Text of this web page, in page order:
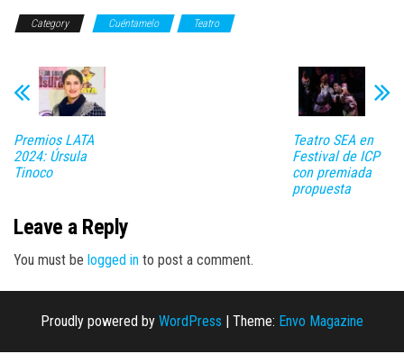
Category Cuéntamelo Teatro
Premios LATA
2024: Úrsula
Tinoco
Teatro SEA en
Festival de ICP
con premiada
propuesta
Leave a Reply
You must be logged in to post a comment.
Proudly powered by WordPress Theme: Envo Magazine